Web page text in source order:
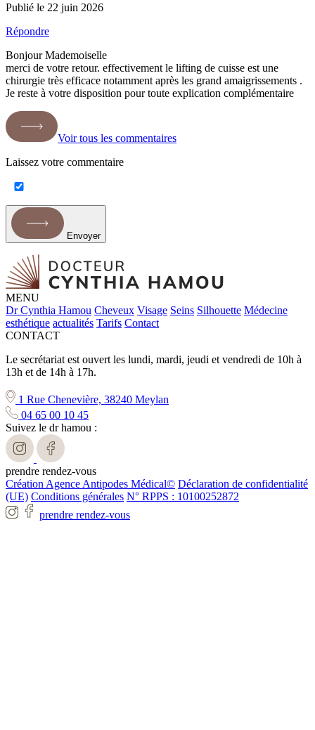
Publié le 22 juin 2026
Répondre
Bonjour Mademoiselle
merci de votre retour. effectivement le lifting de cuisse est une
chirurgie très efficace notamment après les grand amaigrissements .
Je reste à votre disposition pour toute explication complémentaire
Voir tous les commentaires
Laissez votre commentaire
Envoyer
MENU
Dr Cynthia Hamou Cheveux Visage Seins Silhouette Médecine
esthétique actualités Tarifs Contact
CONTACT
Le secrétariat est ouvert les lundi, mardi, jeudi et vendredi de 10h à
13h et de 14h à 17h.
1 Rue Chenevière, 38240 Meylan
04 65 00 10 45
Suivez le dr hamou :
prendre rendez-vous
Création Agence Antipodes Médical© Déclaration de confidentialité
(UE) Conditions générales N° RPPS : 10100252872
prendre rendez-vous